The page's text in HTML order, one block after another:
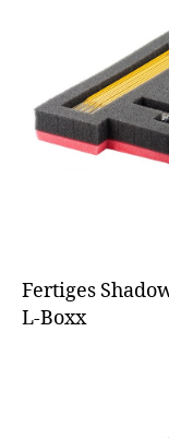
Fertiges
L-Boxx